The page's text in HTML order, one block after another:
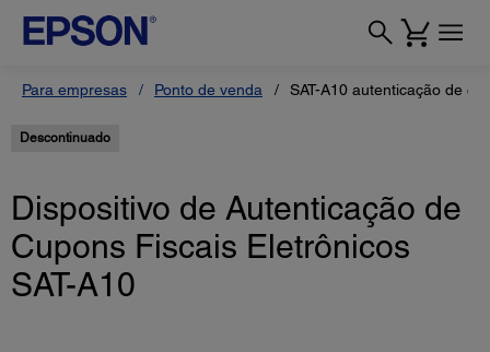
Para empresas Ponto de venda SAT-A10 autenticação de
Descontinuado
Dispositivo de Autenticação de
Cupons Fiscais Eletrônicos
SAT-A10